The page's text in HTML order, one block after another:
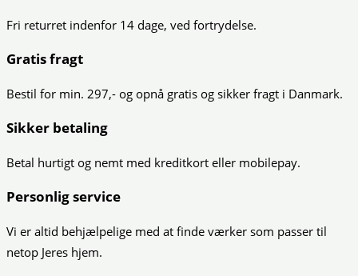
Fri returret indenfor 14 dage, ved fortrydelse.
Gratis fragt
Bestil for min. 297,- og opnå gratis og sikker fragt i Danmark.
Sikker betaling
Betal hurtigt og nemt med kreditkort eller mobilepay.
Personlig service
Vi er altid behjælpelige med at finde værker som passer til
netop Jeres hjem.